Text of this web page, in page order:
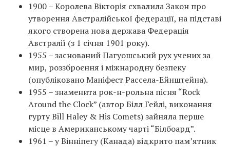
1900 – Королева Вікторія схвалила Закон про
утворення Австралійської федерації, на підставі
якого створена нова держава Федерація
Австралії (з 1 січня 1901 року).
1955 – заснований Пагуошський рух учених за
мир, роззброєння і міжнародну безпеку
(опубліковано Маніфест Рассела-Ейнштейна).
1955 – знаменита рок-н-рольна пісня “Rock
Around the Clock” (автор Білл Гейлі, виконання
гурту Bill Haley & His Comets) зайняла перше
місце в Американському чарті “Білбоард”.
1961 – у Вінніпегу (Канада) відкрито пам’ятник